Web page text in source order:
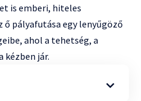
is emberi, hiteles
pályafutása egy lenyűgöző
ahol a tehetség, a
kézben jár.